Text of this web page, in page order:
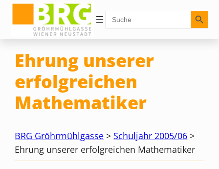
Inhalt
springen
Search
for:
Search Button
Ehrung unserer
erfolgreichen
Mathematiker
BRG Gröhrmühlgasse > Schuljahr 2005/06 >
Ehrung unserer erfolgreichen Mathematiker